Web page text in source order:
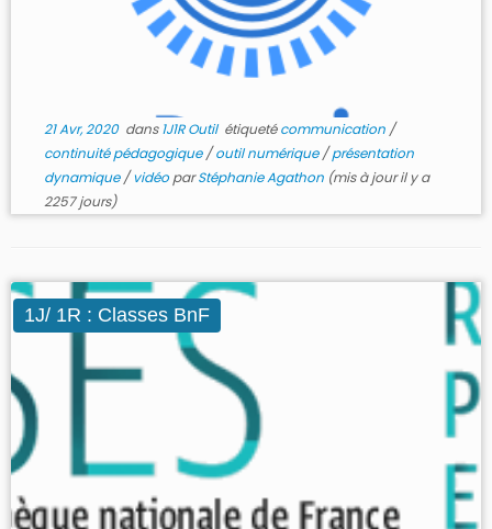
21 Avr, 2020dans1J1R Outil étiquetécommunication /
continuité pédagogique/outil numérique/présentation
dynamique/vidéo parStéphanie Agathon(mis à jour il y a
2257 jours)
1J/ 1R : Classes BnF